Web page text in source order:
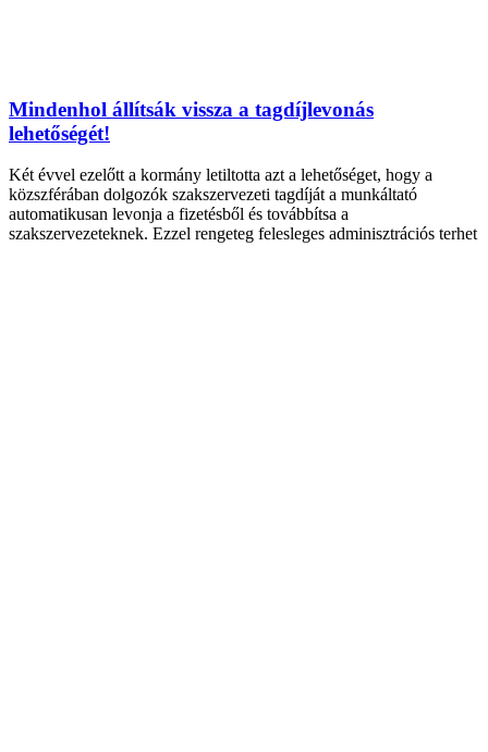
Mindenhol állítsák vissza a tagdíjlevonás
lehetőségét!
Két évvel ezelőtt a kormány letiltotta azt a lehetőséget, hogy a
közszférában dolgozók szakszervezeti tagdíját a munkáltató
automatikusan levonja a fizetésből és továbbítsa a
szakszervezeteknek. Ezzel rengeteg felesleges adminisztrációs terhet